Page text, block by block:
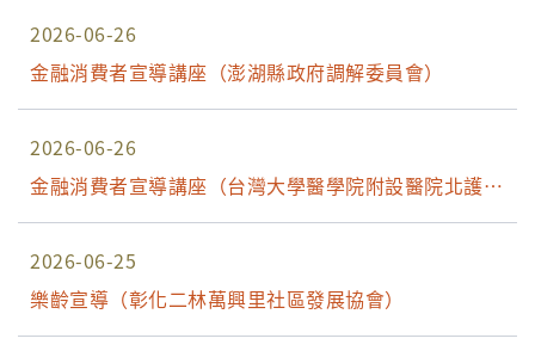
2026-06-26
金融消費者宣導講座（澎湖縣政府調解委員會）
2026-06-26
金融消費者宣導講座（台灣大學醫學院附設醫院北護分
院）
2026-06-25
樂齡宣導（彰化二林萬興里社區發展協會）